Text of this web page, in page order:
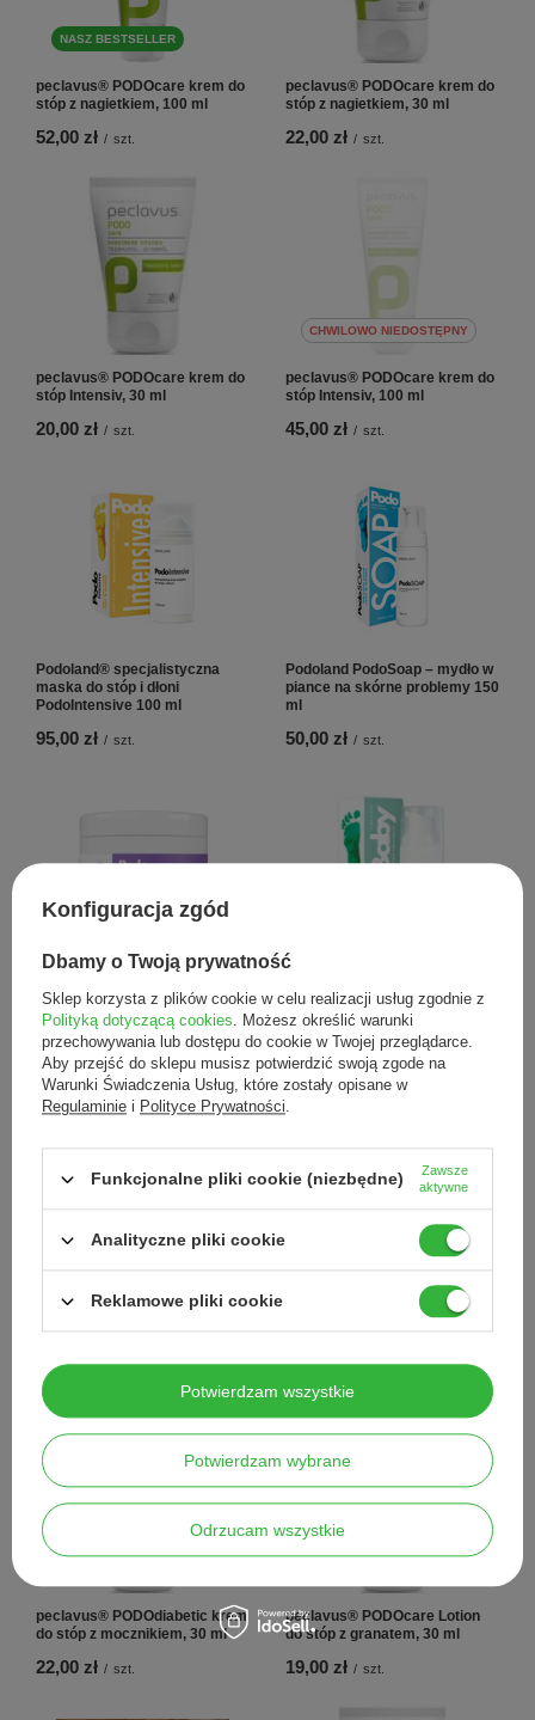
NASZ BESTSELLER
peclavus® PODOcare krem do
stóp z nagietkiem, 100 ml
52,00 zł / szt.
peclavus® PODOcare krem do
stóp z nagietkiem, 30 ml
22,00 zł / szt.
peclavus® PODOcare krem do
stóp Intensiv, 30 ml
20,00 zł / szt.
CHWILOWO NIEDOSTĘPNY
peclavus® PODOcare krem do
stóp Intensiv, 100 ml
45,00 zł / szt.
Podoland® specjalistyczna
maska do stóp i dłoni
PodoIntensive 100 ml
95,00 zł / szt.
Podoland PodoSoap – mydło w
piance na skórne problemy 150
ml
50,00 zł / szt.
oczyszczająco-nawilżająca sól
podologiczna do kąpieli 350 g
45,00 zł / szt.
pielęgnacji skóry i paznokci dla
dzieci 50 ml
85,00 zł / szt.
NOWOŚĆ
złuszczająco-wygładzający
60,00 zł
NASZ BESTSELLER
peclavus® PODOdiabetic krem
do stóp z mocznikiem, 100 ml
peclavus® PODOdiabetic krem
do stóp z mocznikiem, 30 ml
22,00 zł / szt.
peclavus® PODOcare Lotion
do stóp z granatem, 30 ml
19,00 zł / szt.
Konfiguracja zgód
Dbamy o Twoją prywatność
Sklep korzysta z plików cookie w celu realizacji usług zgodnie z
Polityką dotyczącą cookies. Możesz określić warunki
przechowywania lub dostępu do cookie w Twojej przeglądarce.
Aby przejść do sklepu musisz potwierdzić swoją zgode na
Warunki Świadczenia Usług, które zostały opisane w
Regulaminie i Polityce Prywatności.
Funkcjonalne pliki cookie (niezbędne)
Zawsze
aktywne
Analityczne pliki cookie
Reklamowe pliki cookie
Potwierdzam wybrane
Odrzucam wszystkie
Potwierdzam wszystkie